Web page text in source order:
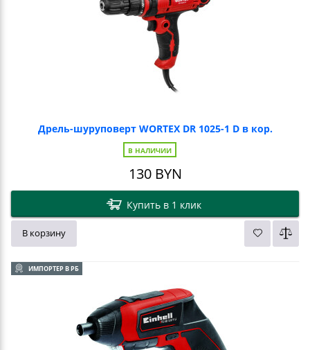
Дрель-шуруповерт WORTEX DR 1025-1 D в кор.
В НАЛИЧИИ
130BYN
Купить в 1 клик
В корзину
ИМПОРТЕР В РБ